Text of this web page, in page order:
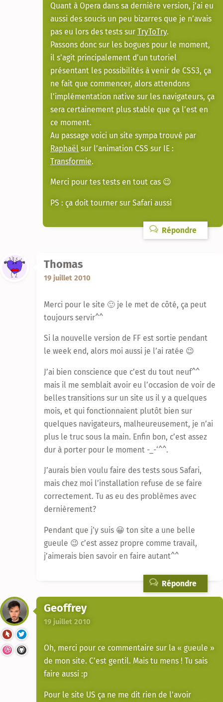
Quant à Opera dans sa dernière version, j’ai eu
aussi des soucis un peu bizarres que je n’avais
pas eu lors des tests sur TryToTry.
Passons donc sur les bogues pour le moment,
il s’agit principalement d’un tutoriel
présentant les possibilités à venir de CSS3, ça
ne fait que commencer, alors attendons
l’implémentation native sur les navigateurs, ça
sera certainement plus stable que ça l’est en
ce moment.
Au passage voici un site sympa trouvé par
Raphaël sur l’animation CSS sur IE :
Transformie.
Merci pour tes tests en tout cas 😉
PS : ça doit tourner sur Safari aussi
Répondre
Thomas
19 juillet 2010
Merci pour le site 🙂 je le met de côté, ça peut
toujours servir^^
Si la nouvelle version de FF est sortie pendant
le week end, alors moi aussi je l’ai ratée 😉
J’ai bien conscience que c’est du tout neuf^^
mais il me semblait avoir eu l’occasion de voir de
belles transitions sur un site us il y a quelques
mois, et qui fonctionnaient plutôt bien sur
quelques navigateurs, malheureusement, je n’ai
plus le truc sous la main. Enfin bon, c’est assez
dur à porter pour le moment -_-‘^^.
J’aurais bien voulu faire des tests sous Safari,
mais chez moi l’installation refuse de se faire
correctement. Tu as eu des problèmes avec
dernièrement?
Pendant que j’y suis 😀 ton site a une belle
gueule 😉 c’est assez propre comme travail,
j’aimerais bien savoir en faire autant^^
Répondre
Geoffrey
19 juillet 2010
Oh, merci pour ce commentaire sur la « gueule »
de mon site. C’est gentil. Mais tu mens ! Tu sais
faire aussi :p
Pour le site US ça ne me dit rien de l’avoir